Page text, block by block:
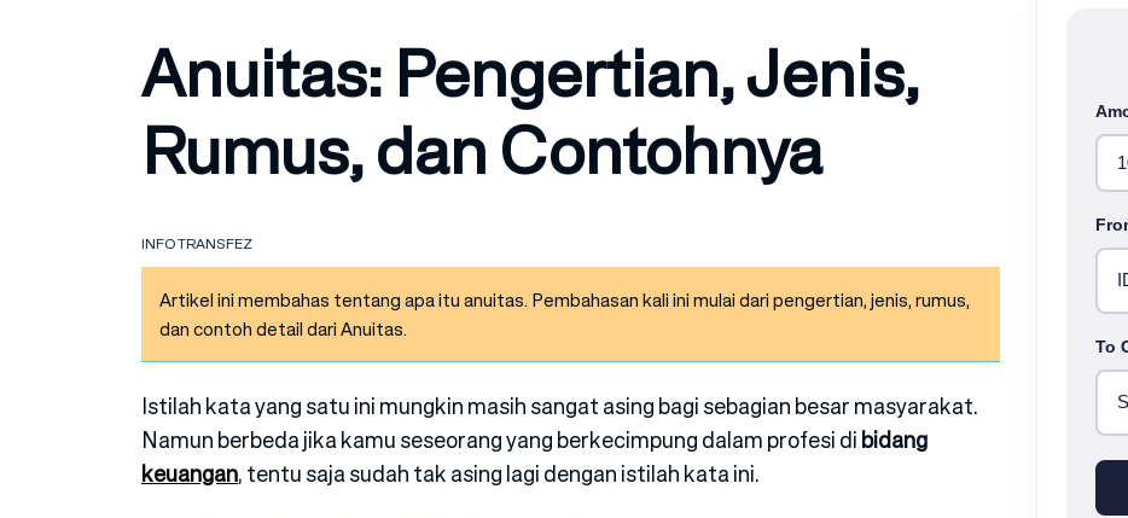
Anuitas: Pengertian, Jenis,
Rumus, dan Contohnya
INFO TRANSFEZ
Artikel ini membahas tentang apa itu anuitas. Pembahasan kali ini mulai dari pengertian, jenis, rumus,
dan contoh detail dari Anuitas.
Istilah kata yang satu ini mungkin masih sangat asing bagi sebagian besar masyarakat.
Namun berbeda jika kamu seseorang yang berkecimpung dalam profesi dibidang
keuangan, tentu saja sudah tak asing lagi dengan istilah kata ini.
To